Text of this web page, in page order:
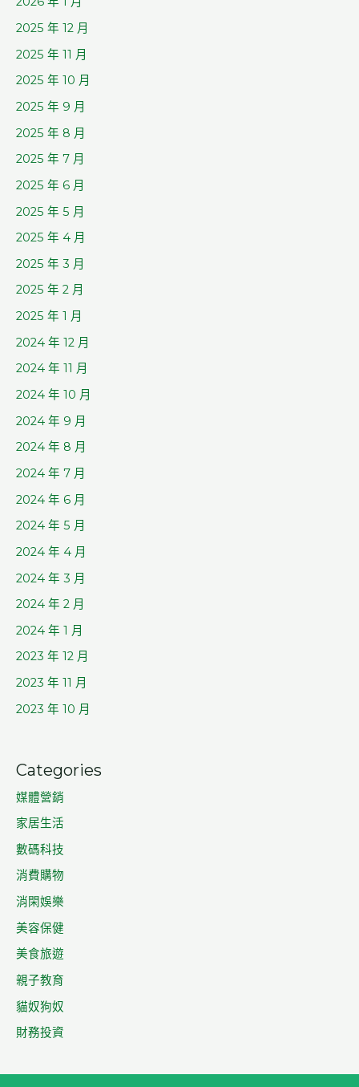
2025 年 12 月
2025 年 11 月
2025 年 10 月
2025 年 9 月
2025 年 8 月
2025 年 7 月
2025 年 6 月
2025 年 5 月
2025 年 4 月
2025 年 3 月
2025 年 2 月
2025 年 1 月
2024 年 12 月
2024 年 11 月
2024 年 10 月
2024 年 9 月
2024 年 8 月
2024 年 7 月
2024 年 6 月
2024 年 5 月
2024 年 4 月
2024 年 3 月
2024 年 2 月
2024 年 1 月
2023 年 12 月
2023 年 11 月
2023 年 10 月
Categories
媒體營銷
家居生活
數碼科技
消費購物
消閑娛樂
美容保健
美食旅遊
親子教育
貓奴狗奴
財務投資